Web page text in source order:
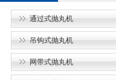
通过式抛丸机
吊钩式抛丸机
网带式抛丸机